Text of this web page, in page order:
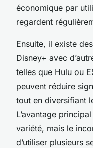
économique par
regardent
Ensuite, il existe
Disney+ avec
telles que Hulu ou
peuvent réduire
tout en diversifiant
L’avantage
variété, mais le
d’utiliser plusieurs